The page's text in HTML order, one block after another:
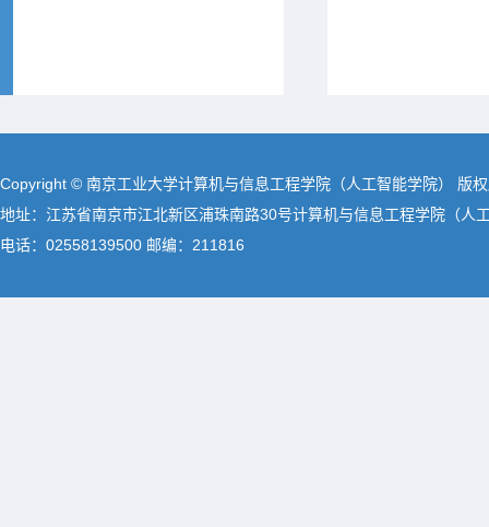
Copyright © 南京工业大学计算机与信息工程学院（人工智能学院） 版
地址：江苏省南京市江北新区浦珠南路30号计算机与信息工程学院（人
电话：02558139500 邮编：211816